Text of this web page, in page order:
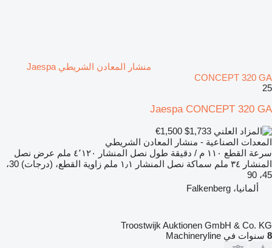
منشار المعادن الشريطي Jaespa
CONCEPT 320 GA
25
Jaespa CONCEPT 320 GA
€1,500
المعدات الصناعية - منشار المعادن الشريطي
سرعة القطع ١١٠ م / دقيقة طول نصل المنشار ٤٬١٢٠ ملم
عرض نصل
المنشار ٣٤ ملم سماكة نصل المنشار ١٫١ ملم زاوية القطع، (درجات)
30،
45، 90
ألمانيا، Falkenberg
Troostwijk Auktionen GmbH & Co. KG
8 سنوات في Machineryline